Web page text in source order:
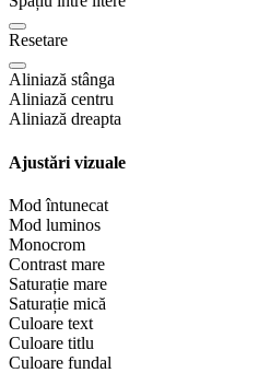
Resetare
Aliniază stânga
Aliniază centru
Aliniază dreapta
Ajustări vizuale
Mod întunecat
Mod luminos
Monocrom
Contrast mare
Saturație mare
Saturație mică
Culoare text
Culoare titlu
Culoare fundal